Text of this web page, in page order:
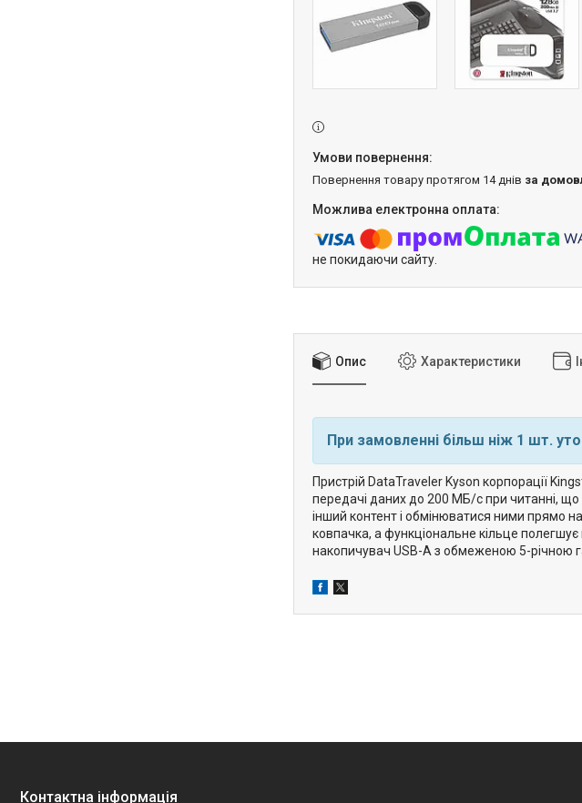
повернення товару протягом 14 днів за
не покидаючи сайту.
Опис Характеристики
При замовленні більш ніж 1 шт.
Пристрій DataTraveler Kyson корпорації
передачі даних до 200 МБ/с при читанні, що
інший контент і обмінюватися ними прямо
ковпачка, а функціональне кільце
накопичувач USB-A з обмеженою 5-річною